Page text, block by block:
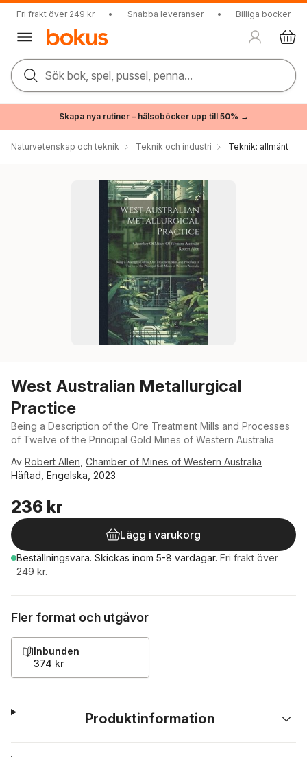
Fri frakt över 249 kr • Snabba leveranser • Billiga böcker
Sök bok, spel, pussel, penna...
Skapa nya rutiner – hälsoböcker upp till 50% →
Naturvetenskap och teknik Teknik och industri Teknik: allmänt
West Australian Metallurgical
Practice
Being a Description of the Ore Treatment Mills and Processes
of Twelve of the Principal Gold Mines of Western Australia
Av Robert Allen Chamber of Mines of Western Australia
Häftad, Engelska, 2023
236 kr
Lägg i varukorg
Beställningsvara. Skickas inom 5-8 vardagar. Fri frakt över
249 kr.
Fler format och utgåvor
Inbunden
374 kr
Produktinformation